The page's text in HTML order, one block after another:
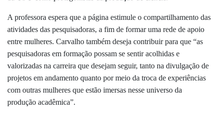
A professora espera que a página estimule o compartilhamento das
atividades das pesquisadoras, a fim de formar uma rede de apoio
entre mulheres. Carvalho também deseja contribuir para que “as
pesquisadoras em formação possam se sentir acolhidas e
valorizadas na carreira que desejam seguir, tanto na divulgação de
projetos em andamento quanto por meio da troca de experiências
com outras mulheres que estão imersas nesse universo da
produção acadêmica”.